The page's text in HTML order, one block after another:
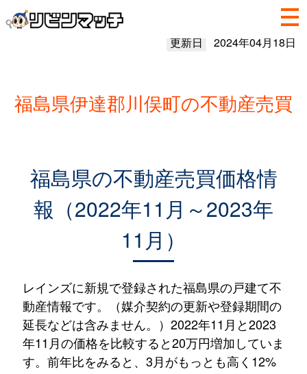
更新日 2024年04月18日
福島県伊達郡川俣町の不動産売買
福島県の不動産売買価格情
報（2022年11月～2023年
11月）
レインズに新規で登録された福島県の戸建て不
動産情報です。（媒介契約の更新や登録期間の
延長などは含みません。）2022年11月と2023
年11月の価格を比較すると20万円増加していま
す。前年比をみると、3月がもっとも高く12%